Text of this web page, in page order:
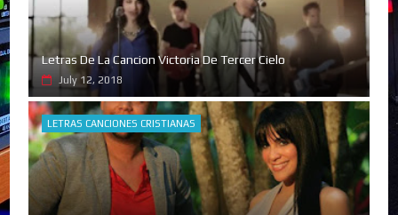
Letras De La Cancion Victoria De Tercer Cielo
July 12, 2018
LETRAS CANCIONES CRISTIANAS